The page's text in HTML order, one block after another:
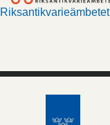
Riksantikvarieämbetet